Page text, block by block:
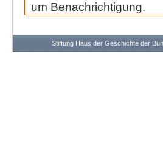
um Benachrichtigung.
Stiftung Haus der Geschichte der